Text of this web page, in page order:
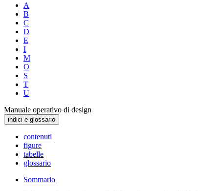
A
B
C
D
E
I
M
O
S
T
U
Manuale operativo di design
indici e glossario
contenuti
figure
tabelle
glossario
Sommario